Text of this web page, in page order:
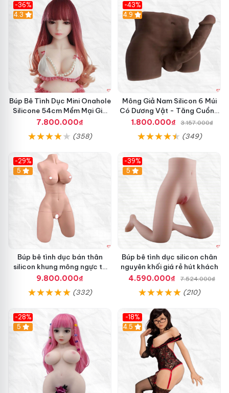
-36%
4.3
Búp Bê Tình Dục Mini Onahole
Silicone 54cm Mềm Mại Giá
Tốt Đáng Mua
7.800.000₫
(358)
-43%
Hot
4.9
Mông Giả Nam Silicon 6 Múi
Có Dương Vật - Tăng Cuồng
Nhiệt Đêm
1.800.000₫ 3.157.000₫
(349)
-29%
5
Búp bê tình dục bán thân
silicon khung mông ngực to
âm đạo khít chặt tự nhiên
9.800.000₫
(332)
-39%
5
Búp bê tình dục silicon chân
nguyên khối giá rẻ hút khách
4.590.000₫
7.524.000₫
(210)
-28%
5
-18%
Hot
4.5